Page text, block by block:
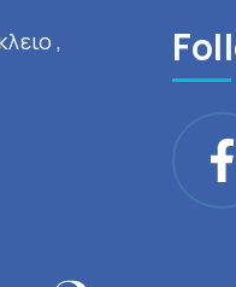
,